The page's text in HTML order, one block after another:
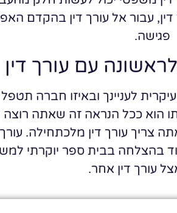
עבור אל עורך דין בהקדם
פגישה.
עם עורך דין
לעניינך ובאיזו חברה
הוא ככל הנראה זה שאתה
צריך עורך דין מלכתחילה. עורך
בבית ספר יוקרתי
עורך דין אחר.